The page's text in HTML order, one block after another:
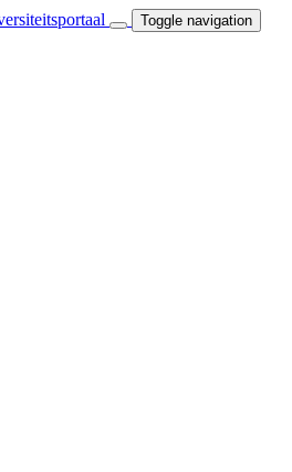
Toggle navigation